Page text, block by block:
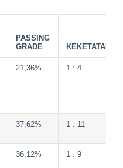
PASSING
GRADE
KEKETATAN
21,36% 1 : 4
37,62% 1 : 11
36,12% 1 : 9